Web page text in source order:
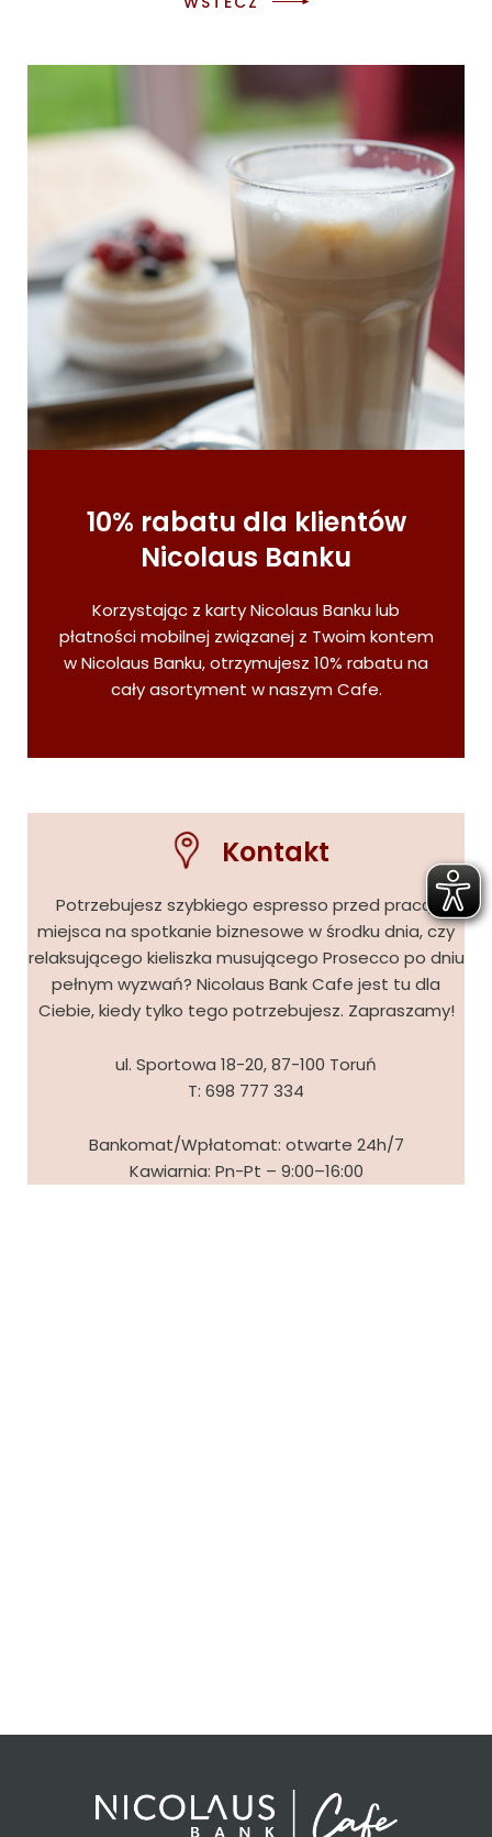
10% rabatu dla klientów
Nicolaus Banku
Korzystając z karty Nicolaus Banku lub
płatności mobilnej związanej z Twoim kontem
w Nicolaus Banku, otrzymujesz 10% rabatu na
cały asortyment w naszym Cafe.
Kontakt
Potrzebujesz szybkiego espresso przed pracą,
miejsca na spotkanie biznesowe w środku dnia, czy
relaksującego kieliszka musującego Prosecco po dniu
pełnym wyzwań? Nicolaus Bank Cafe jest tu dla
Ciebie, kiedy tylko tego potrzebujesz. Zapraszamy!
ul. Sportowa 18-20, 87-100 Toruń
T: 698 777 334
Bankomat/Wpłatomat: otwarte 24h/7
Kawiarnia: Pn-Pt – 9:00–16:00